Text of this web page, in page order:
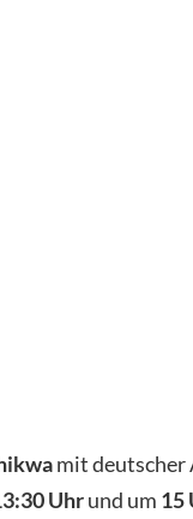
mit
Uhrund um 15